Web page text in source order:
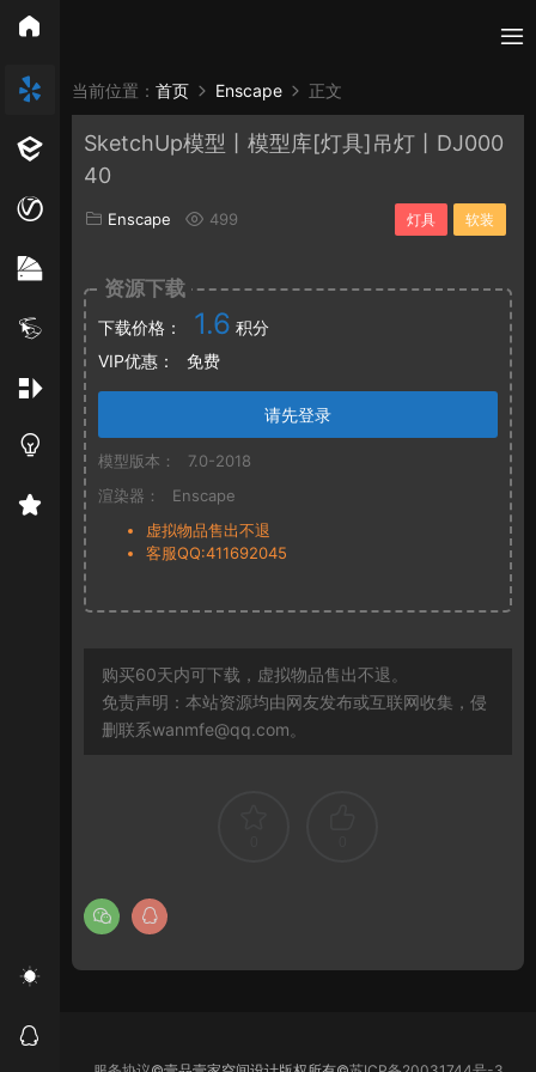
Enscape PB3构件 构件 轮廓
当前位置： 首页 Enscape 正文
SketchUp模型丨模型库[灯具]吊灯丨DJ000
40
Enscape 499 灯具 软装
资源下载
下载价格： 1.6 积分
VIP优惠：
免费
请先登录
模型版本：
7.0-2018
渲染器：
Enscape
虚拟物品售出不退
客服QQ:411692045
购买60天内可下载，虚拟物品售出不退。
免责声明：本站资源均由网友发布或互联网收集，侵
删联系wanmfe@qq.com。